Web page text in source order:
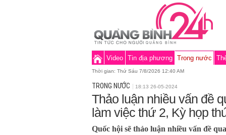
Video Tin địa phương Trong nước
Thời gian: Thứ Sáu 7/8/2026 12:40 AM
TRONG NƯỚC 18:13 26-05-2024
Thảo luận nhiều vấn đề
làm việc thứ 2, Kỳ họp
Quốc hội sẽ thảo luận nhiều vấn đề